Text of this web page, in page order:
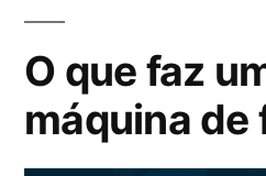
O que faz
máquina de